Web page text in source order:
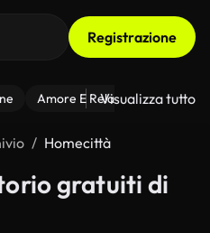
Registrazione
Amore E Relazioni Il
Visualizza tutto
Homecittà
gratuiti di